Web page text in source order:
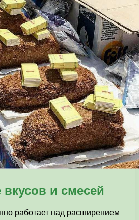
и смесей
работает над расширением